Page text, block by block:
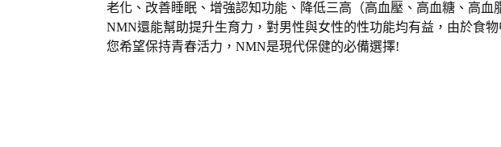
老化、改善睡眠、增強認知功能、降低三高（高血壓、高血糖、高血
NMN還能幫助提升生育力，對男性與女性的性功能均有益，由於食物
您希望保持青春活力， NMN是現代保健的必備選擇!